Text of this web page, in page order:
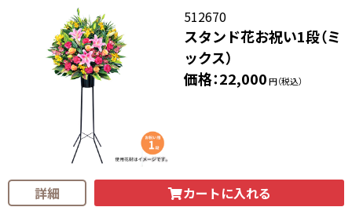
512670
スタンド花お祝い1段（ミ
ックス）
価格：22,000円（税込）
詳細 カートに入れる